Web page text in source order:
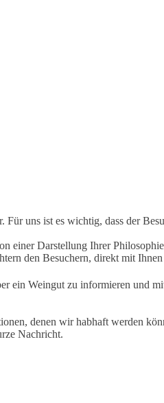
uns ist es wichtig, dass der
einer Darstellung Ihrer
den Besuchern, direkt mit
ein Weingut zu informieren und
denen wir habhaft werden
Nachricht.